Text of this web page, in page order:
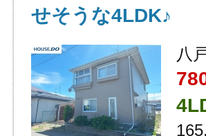
せそうな4LDK♪
八